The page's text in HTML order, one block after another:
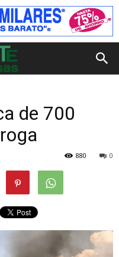
de 700
0
880